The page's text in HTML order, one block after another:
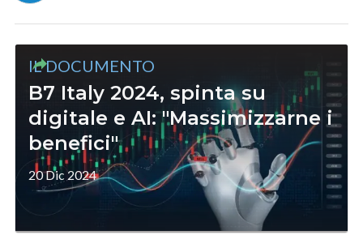
IL DOCUMENTO
B7 Italy 2024, spinta su
digitale e AI: "Massimizzarne i
benefici"
20 Dic 2024